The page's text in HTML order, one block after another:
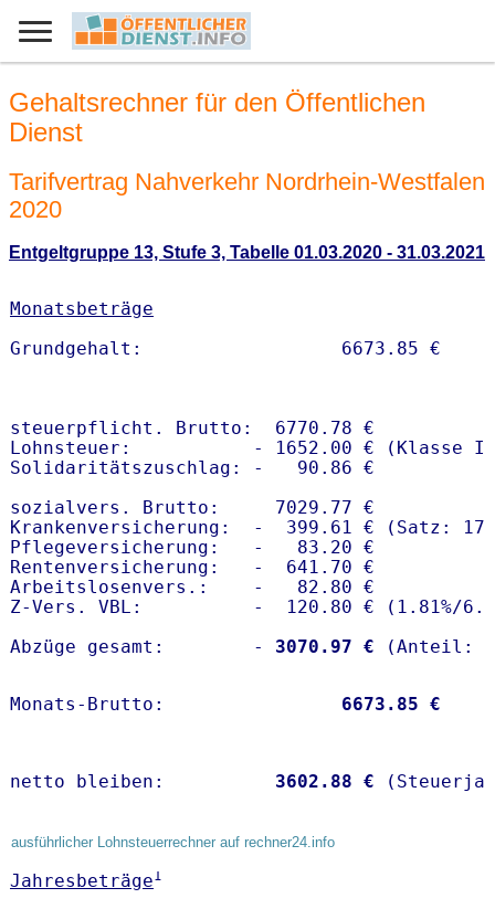
Gehaltsrechner für den Öffentlichen
Dienst
Tarifvertrag Nahverkehr Nordrhein-Westfalen
2020
Entgeltgruppe 13, Stufe 3, Tabelle 01.03.2020 - 31.03.2021
Monatsbeträge
steuerpflicht. Brutto:  6770.78 €
Lohnsteuer:           - 1652.00 € (Klasse I)
Solidaritätszuschlag: -   90.86 €
sozialvers. Brutto:     7029.77 €
Krankenversicherung:  -  399.61 € (Satz:
Pflegeversicherung:   -   83.20 €
Rentenversicherung:   -  641.70 €
Arbeitslosenvers.:    -   82.80 €
Z-Vers. VBL:          -  120.80 € ( 1.81%/
Abzüge gesamt:        -
3070.97 €
Monats-Brutto: 6673.85 €
netto bleiben: 3602.88 €
ausführlicher Lohnsteuerrechner auf rechner24.info
Jahresbeträge1